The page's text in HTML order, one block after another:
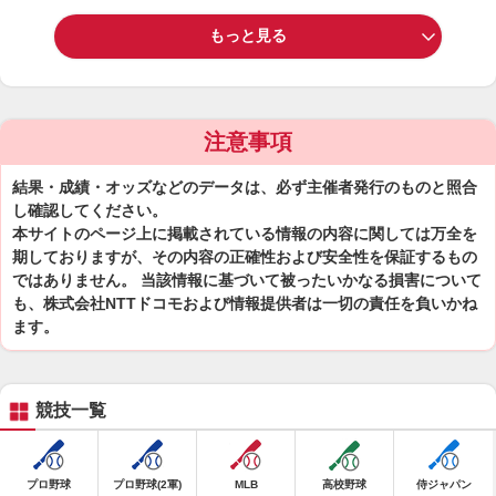
もっと見る
注意事項
結果・成績・オッズなどのデータは、必ず主催者発行のものと照合
し確認してください。
本サイトのページ上に掲載されている情報の内容に関しては万全を
期しておりますが、その内容の正確性および安全性を保証するもの
ではありません。 当該情報に基づいて被ったいかなる損害について
も、株式会社NTTドコモおよび情報提供者は一切の責任を負いかね
ます。
競技一覧
プロ野球 プロ野球(2軍) MLB 高校野球 侍ジャパン